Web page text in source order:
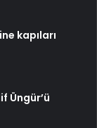
kapıları
Üngür’ü